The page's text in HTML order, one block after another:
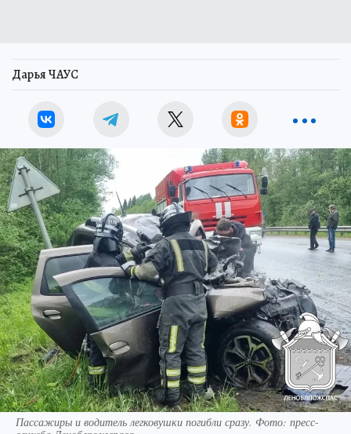
Дарья ЧАУС
Пассажиры и водитель легковушки погибли сразу. Фото: пресс-